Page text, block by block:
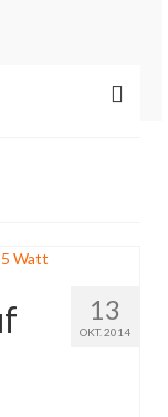
13
OKT. 2014